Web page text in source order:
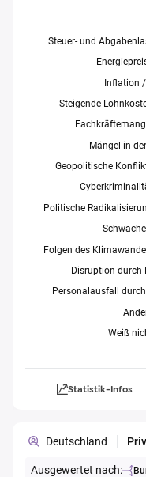
Steuer- und
Inflation /
Steigende
Mängel in
Geopolitische
Politische
Folgen des
Disruption durch
Personalausfall
Weiß
Statistik-Infos
Deutschland
Ausgewertet nach: